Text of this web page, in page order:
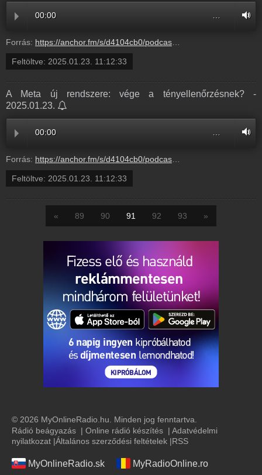
00:00 …
Forrás: https://anchor.fm/s/d4104cb0/podcast/play/97450447/https%3A%2F%2Fd3ctxlq1ktw2nl.cloudfront.net%2Fstaging%2F2025-0-23%2F393571596-44100-2-714818c6bd06b.m4a
Feltöltve: 2025.01.23. 11:12:33
A Meta új rendszere: vége a tényellenőrzésnek? -
2025.01.23.
00:00
Forrás: https://anchor.fm/s/d4104cb0/podcast/play/97450447/https%3A%2F%2Fd3ctxlq1ktw2nl.cloudfront.net%2Fstaging%2F2025-0-23%2F393571596-44100-2-714818c6bd06b.m4a
Feltöltve: 2025.01.23. 11:12:33
« 89 90 91 92 93 »
© 2026 MyOnlineRadio.hu. Minden jog fenntartva.
Rádió beágyazás | Online rádió készítés | Adatvédelmi
nyilatkozat |Általános szerződési feltételek |RSS
MyOnlineRadio.sk MyRadioOnline.ro